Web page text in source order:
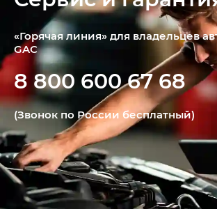
«Горячая линия» для владельцев
GAC
8 800 600 67 68
(Звонок по России бесплатный)